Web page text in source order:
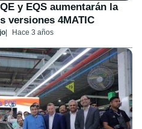
y EQS aumentarán la
versiones 4MATIC
Hace 3 años